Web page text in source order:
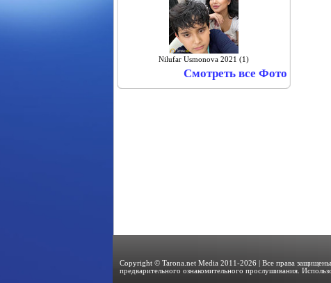
Nilufar Usmonova 2021 (1)
Смотреть все Фото
Copyright © Tarona.net Media 2011-2026 | Все права
предварительного ознакомительного прослушивания.